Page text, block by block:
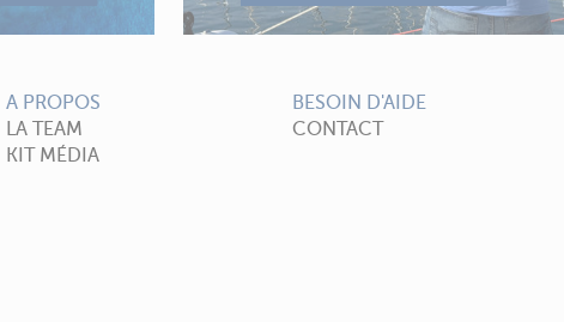
A PROPOS
LA TEAM
KIT MÉDIA
BESOIN D'AIDE
CONTACT